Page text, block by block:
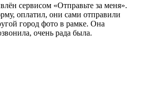
сервисом «Отправьте за меня».
оплатил, они сами отправили
город фото в рамке. Она
очень рада была.